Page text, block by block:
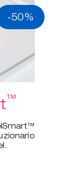
-50%
™